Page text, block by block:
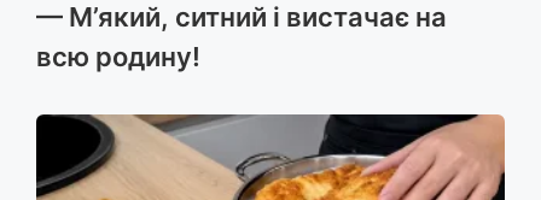
— М’який, ситний і вистачає на
всю родину!